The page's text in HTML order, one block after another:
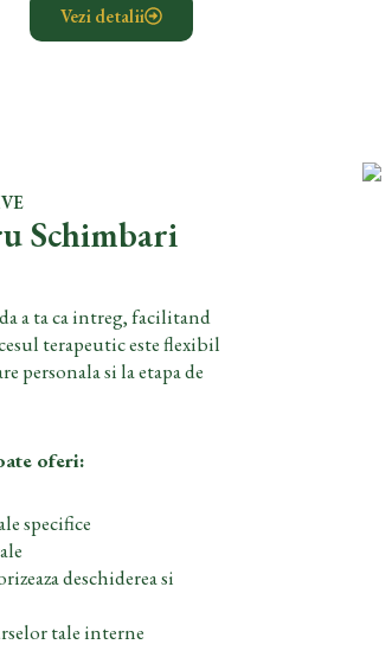
Vezi detalii
Schimbari
a ta ca intreg, facilitand
terapeutic este flexibil
personala si la etapa de
oferi:
specifice
deschiderea si
tale interne